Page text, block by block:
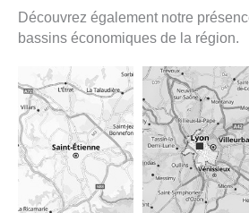
Découvrez également notre
bassins économiques de la région.